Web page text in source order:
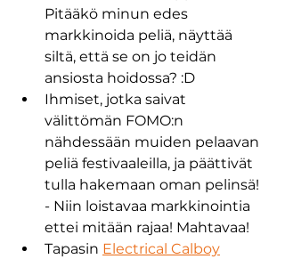
Pitääkö minun edes
markkinoida peliä, näyttää
siltä, ​​​​että se on jo teidän
ansiosta hoidossa? :D
Ihmiset, jotka saivat
välittömän FOMO:n
nähdessään muiden pelaavan
peliä festivaaleilla, ja päättivät
tulla hakemaan oman pelinsä!
- Niin loistavaa markkinointia
ettei mitään rajaa! Mahtavaa!
Tapasin Electrical Calboy